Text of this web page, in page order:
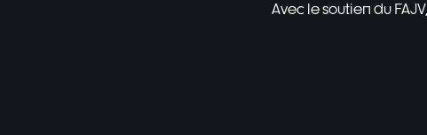
Avec le soutien du